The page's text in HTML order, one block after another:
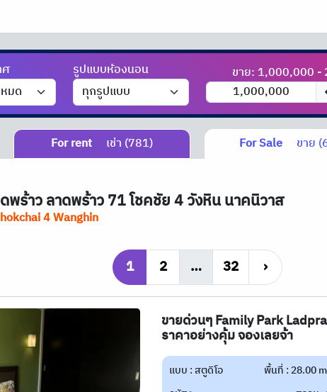
ศ รูปแบบห้องนอน ขาย: 1,000,000
For rent เช่า (781) For Sale ขาย
พร้าว ลาดพร้าว 71 โชคชัย 4 วังหิน นาคนิวาส
4 Wanghin
1 2 … 32 ›
ขายด่วนๆ Family Park
ราคาอย่างคุ้ม จองเลยจ้า
แบบ : สตูดิโอ พื้นที่ : 28.00 m